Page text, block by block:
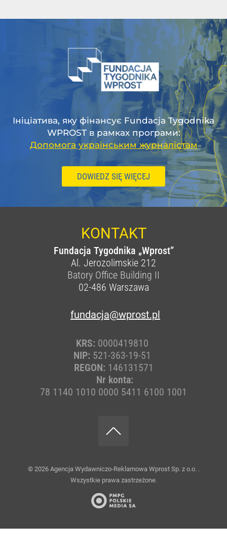
Ініціатива, яку фінансує Fundacja Tygodnika
WPROST в рамках програми:
Допомога українським журналістам
DOWIEDZ SIĘ WIĘCEJ
KONTAKT
Fundacja Tygodnika „Wprost”
Al. Jerozolimskie 212
Batory Office Building II
02-486 Warszawa
fundacja@wprost.pl
KRS: 0000419810
NIP: 521-363-19-51
REGON: 146131571
Nr konta:
78 1140 1010 0000 5411 6100 1001
© 2026 Agencja Wydawniczo-Reklamowa Wprost Sp. z o.o. .
Wszystkie prawa zastrzeżone.